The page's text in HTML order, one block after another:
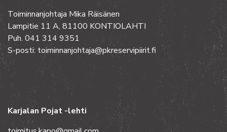
Toiminnanjohtaja Mika Räisänen
Lampitie 11 A, 81100 KONTIOLAHTI
Puh. 041 314 9351
S-posti: toiminnanjohtaja@pkreservipiirit.fi
Karjalan Pojat -lehti